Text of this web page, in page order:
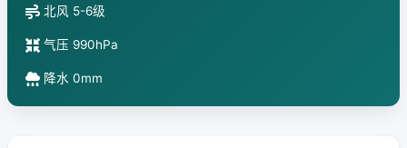
北风 5-6级
气压 990hPa
降水 0mm